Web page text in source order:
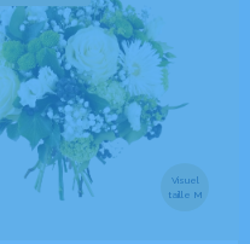
Visuel
taille M